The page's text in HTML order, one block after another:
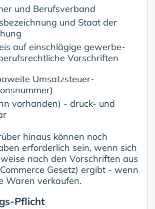
und Berufsverband
und Staat der
auf einschlägige gewerbe-
Vorschriften
Umsatzsteuer-
vorhanden) - druck- und
hinaus können noch
erforderlich sein, wenn sich
nach den Vorschriften aus
Gesetz) ergibt - wenn
Waren verkaufen.
Pflicht